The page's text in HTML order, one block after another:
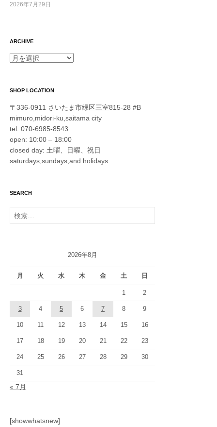
2026年7月29日
ARCHIVE
ARCHIVE
SHOP LOCATION
〒336-0911 さいたま市緑区三室815-28 #B
mimuro,midori-ku,saitama city
tel: 070-6985-8543
open: 10:00 – 18:00
closed day: 土曜、日曜、祝日
saturdays,sundays,and holidays
SEARCH
検
索:
2026年8月
月 火 水 木 金 土 日
1 2
3 4 5 6 7 8 9
10 11 12 13 14 15 16
17 18 19 20 21 22 23
24 25 26 27 28 29 30
31
« 7月
[showwhatsnew]